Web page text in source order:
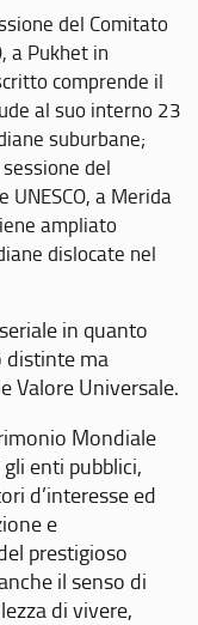
del Comitato
a Pukhet in
comprende il
al suo interno 23
suburbane;
del
a Merida
ampliato
dislocate nel
in quanto
distinte ma
Valore Universale.
Mondiale
enti pubblici,
d’interesse ed
e
prestigioso
il senso di
di vivere,